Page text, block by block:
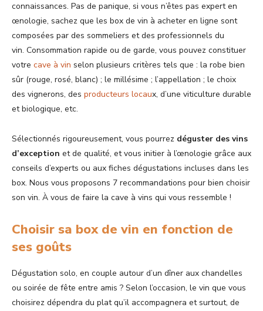
connaissances. Pas de panique, si vous n’êtes pas expert en
œnologie, sachez que les box de vin à acheter en ligne sont
composées par des sommeliers et des professionnels du
vin. Consommation rapide ou de garde, vous pouvez constituer
votre cave à vin selon plusieurs critères tels que : la robe bien
sûr (rouge, rosé, blanc) ; le millésime ; l’appellation ; le choix
des vignerons, des producteurs locaux, d’une viticulture durable
et biologique, etc.
Sélectionnés rigoureusement, vous pourrez déguster des vins
d’exception et de qualité, et vous initier à l’œnologie grâce aux
conseils d’experts ou aux fiches dégustations incluses dans les
box. Nous vous proposons 7 recommandations pour bien choisir
son vin. À vous de faire la cave à vins qui vous ressemble !
Choisir sa box de vin en fonction de
ses goûts
Dégustation solo, en couple autour d’un dîner aux chandelles
ou soirée de fête entre amis ? Selon l’occasion, le vin que vous
choisirez dépendra du plat qu’il accompagnera et surtout, de